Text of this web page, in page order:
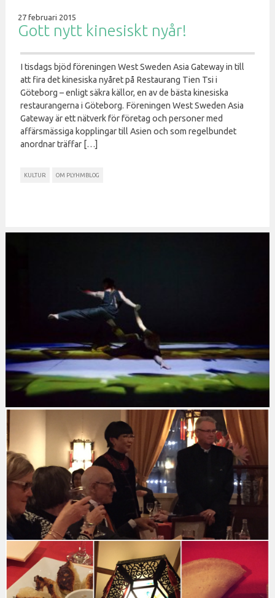
27 februari 2015
Gott nytt kinesiskt nyår!
I tisdags bjöd föreningen West Sweden Asia Gateway in till
att fira det kinesiska nyåret på Restaurang Tien Tsi i
Göteborg – enligt säkra källor, en av de bästa kinesiska
restaurangerna i Göteborg. Föreningen West Sweden Asia
Gateway är ett nätverk för företag och personer med
affärsmässiga kopplingar till Asien och som regelbundet
anordnar träffar […]
KULTUR OM PLYHMBLOG